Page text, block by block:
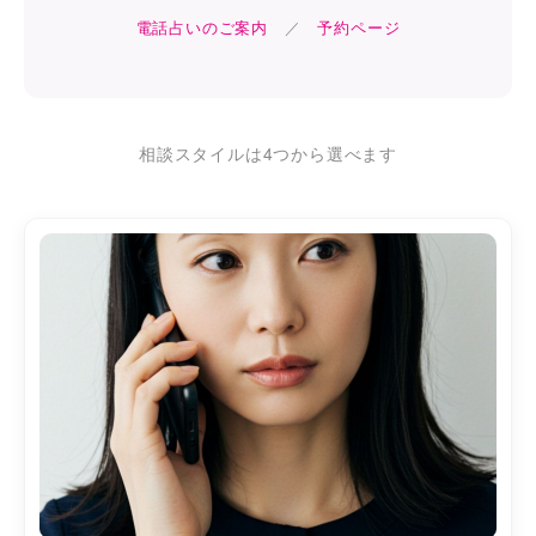
電話占いのご案内 ／予約ページ
相談スタイルは4つから選べます